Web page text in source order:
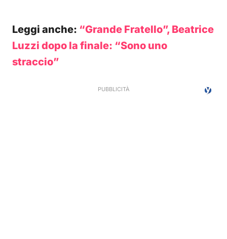
Leggi anche: “Grande Fratello”, Beatrice
Luzzi dopo la finale: “Sono uno
straccio”